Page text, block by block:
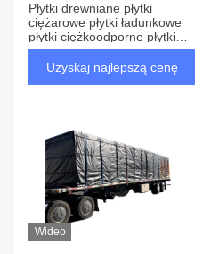
Płytki drewniane płytki
ciężarowe płytki ładunkowe
płytki ciężkoodporne płytki
płaskoodporne 16x27+4x8
Uzyskaj najlepszą cenę
Wideo